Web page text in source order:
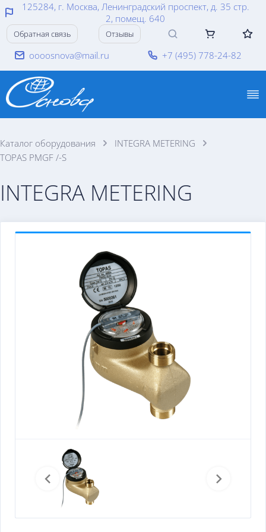
125284, г. Москва, Ленинградский проспект, д. 35 стр.
2, помещ. 640
oooosnova@mail.ru +7 (495) 778-24-82
Обратная связь Отзывы
Каталог оборудования
INTEGRA METERING
TOPAS PMGF /-S
INTEGRA METERING